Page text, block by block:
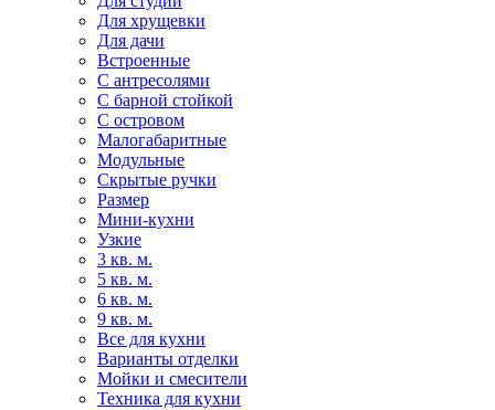
Для хрущевки
Для дачи
Встроенные
С антресолями
С барной стойкой
С островом
Малогабаритные
Модульные
Скрытые ручки
Размер
Мини-кухни
Узкие
3 кв. м.
5 кв. м.
6 кв. м.
9 кв. м.
Все для кухни
Варианты отделки
Мойки и смесители
Техника для кухни